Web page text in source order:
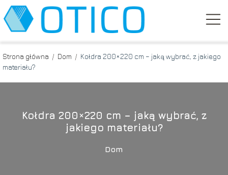
Strona główna / Dom / Kołdra 200×220 cm – jaką wybrać, z jakiego
materiału?
Kołdra 200×220 cm – jaką wybrać, z
jakiego materiału?
Dom